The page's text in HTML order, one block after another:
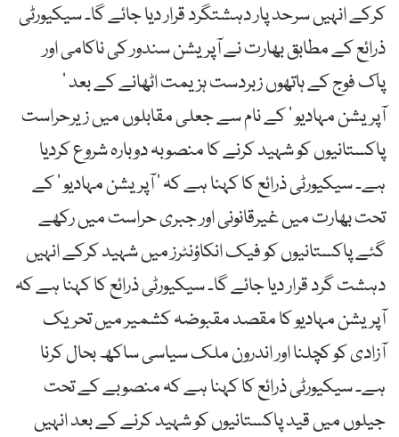
کرکے انہیں سرحد پار دہشتگرد قرار دیا جائے گا۔ سیکیورٹی
ذرائع کے مطابق بھارت نے آپریشن سندور کی ناکامی اور
پاک فوج کے ہاتھوں زبردست ہزیمت اٹھانے کے بعد ’
آپریشن مہادیو ’ کے نام سے جعلی مقابلوں میں زیرحراست
پاکستانیوں کو شہید کرنے کا منصوبہ دوبارہ شروع کردیا
ہے۔ سیکیورٹی ذرائع کا کہنا ہے کہ ’ آپریشن مہادیو ’ کے
تحت بھارت میں غیرقانونی اور جبری حراست میں رکھے
گئے پاکستانیوں کو فیک انکاؤنٹرز میں شہید کرکے انہیں
دہشت گرد قرار دیا جائے گا۔ سیکیورٹی ذرائع کا کہنا ہے کہ
آپریشن مہادیو کا مقصد مقبوضہ کشمیر میں تحریک
آزادی کو کچلنا اور اندرون ملک سیاسی ساکھ بحال کرنا
ہے۔ سیکیورٹی ذرائع کا کہنا ہے کہ منصوبے کے تحت
جیلوں میں قید پاکستانیوں کو شہید کرنے کے بعد انہیں